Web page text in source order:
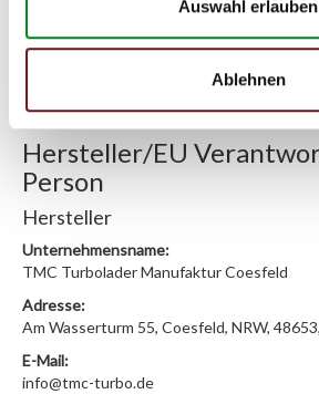
Auswahl erlauben
Ablehnen
Passendes Fahrzeug nicht dabei?
Fahrzeug-Suche für AT-
nachfragen.
Hersteller/EU
Person
Hersteller
Unternehmensname:
TMC Turbolader Manufaktur Coesfeld
Adresse:
Am Wasserturm 55, Coesfeld, NRW,
E-Mail:
info@tmc-turbo.de